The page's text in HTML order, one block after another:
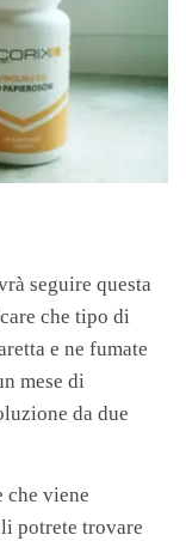
seguire questa
che tipo di
e ne fumate
mese di
da due
che viene
potrete trovare